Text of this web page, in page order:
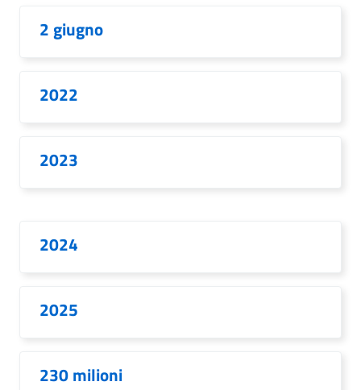
2 giugno
2022
2023
2024
2025
230 milioni